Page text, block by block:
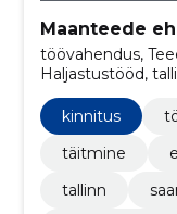
Maanteede
töövahendus,
Haljastustööd,
Platside ehitus,
kinnitus
täitmine
tallinn